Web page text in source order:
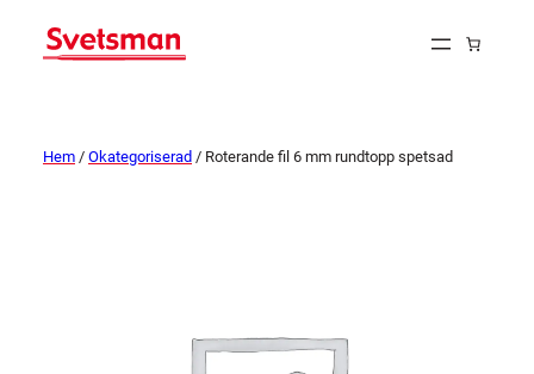
Hem / Okategoriserad / Roterande fil 6 mm rundtopp spetsad